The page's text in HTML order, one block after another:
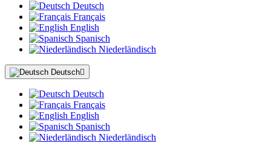
Deutsch
Français
English
Spanisch
Niederländisch
Deutsch
Deutsch
Français
English
Spanisch
Niederländisch